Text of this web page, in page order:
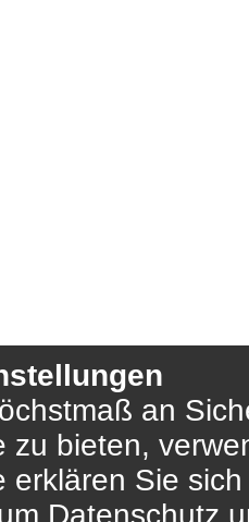
an
zu bieten,
erklären Sie
Datenschutz